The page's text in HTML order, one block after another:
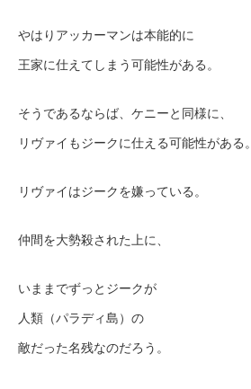
やはりアッカーマンは本能的に
王家に仕えてしまう可能性がある。
そうであるならば、ケニーと同様に、
リヴァイもジークに仕える可能性がある。
リヴァイはジークを嫌っている。
仲間を大勢殺された上に、
いままでずっとジークが
人類（パラディ島）の
敵だった名残なのだろう。